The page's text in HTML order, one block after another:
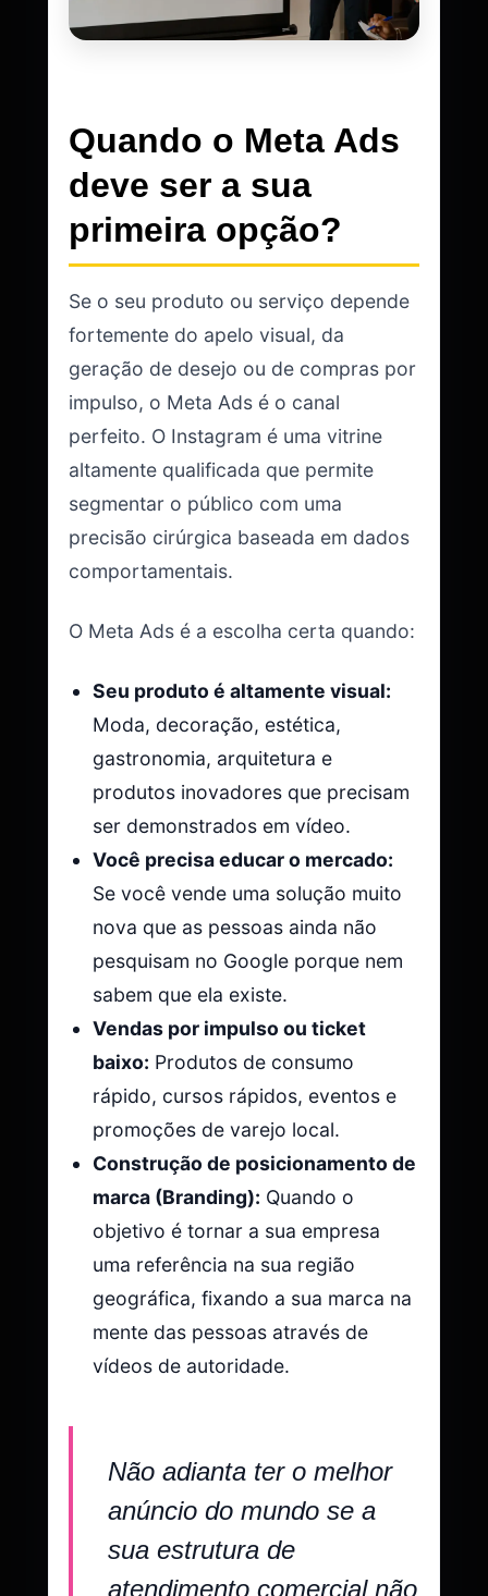
Quando o Meta Ads
deve ser a sua
primeira opção?
Se o seu produto ou serviço depende
fortemente do apelo visual, da
geração de desejo ou de compras por
impulso, o Meta Ads é o canal
perfeito. O Instagram é uma vitrine
altamente qualificada que permite
segmentar o público com uma
precisão cirúrgica baseada em dados
comportamentais.
O Meta Ads é a escolha certa quando:
Seu produto é altamente visual:
Moda, decoração, estética,
gastronomia, arquitetura e
produtos inovadores que precisam
ser demonstrados em vídeo.
Você precisa educar o mercado:
Se você vende uma solução muito
nova que as pessoas ainda não
pesquisam no Google porque nem
sabem que ela existe.
Vendas por impulso ou ticket
baixo: Produtos de consumo
rápido, cursos rápidos, eventos e
promoções de varejo local.
Construção de posicionamento de
marca (Branding): Quando o
objetivo é tornar a sua empresa
uma referência na sua região
geográfica, fixando a sua marca na
mente das pessoas através de
vídeos de autoridade.
Não adianta ter o melhor
anúncio do mundo se a
sua estrutura de
atendimento comercial não